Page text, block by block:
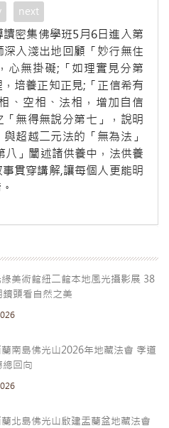
next
密集佛學班5月6日進入第
入淺出地回顧「妙行無住
心無掛礙;「如理實見分第
培養正知正見;「正信希有
、空相、法相，增加自信
無得無說分第七」，說明
超越二元法的「無為法」
八」闡述諸供養中，法供養
貫穿講解,讓每個人更能明
美術館紐二館本地風光攝影展 38
頭看自然之美
南島佛光山2026年地藏法會 孝道
總回向
北島佛光山啟建盂蘭盆地藏法會